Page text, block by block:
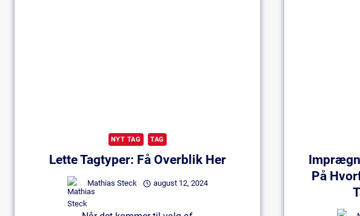
NYT TAG TAG
Lette Tagtyper: Få Overblik Her
Mathias Steck august 12, 2024
På